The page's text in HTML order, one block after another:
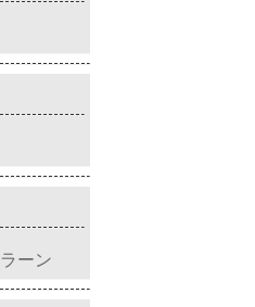
ーン